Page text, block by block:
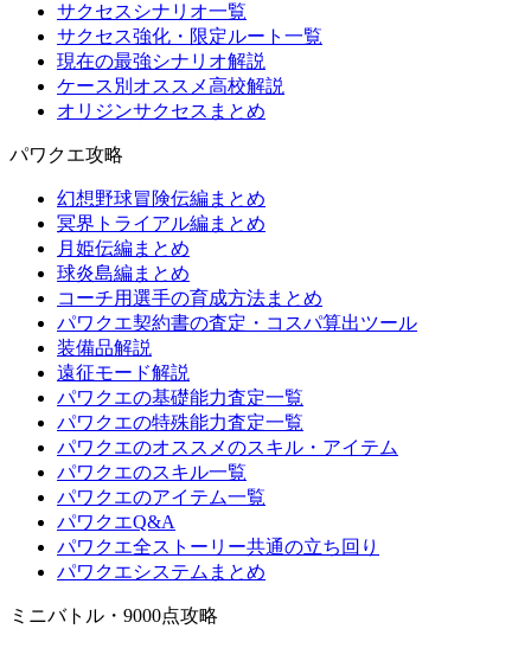
サクセスシナリオ一覧
サクセス強化・限定ルート一覧
現在の最強シナリオ解説
ケース別オススメ高校解説
オリジンサクセスまとめ
パワクエ攻略
幻想野球冒険伝編まとめ
冥界トライアル編まとめ
月姫伝編まとめ
球炎島編まとめ
コーチ用選手の育成方法まとめ
パワクエ契約書の査定・コスパ算出ツール
装備品解説
遠征モード解説
パワクエの基礎能力査定一覧
パワクエの特殊能力査定一覧
パワクエのオススメのスキル・アイテム
パワクエのスキル一覧
パワクエのアイテム一覧
パワクエQ&A
パワクエ全ストーリー共通の立ち回り
パワクエシステムまとめ
ミニバトル・9000点攻略